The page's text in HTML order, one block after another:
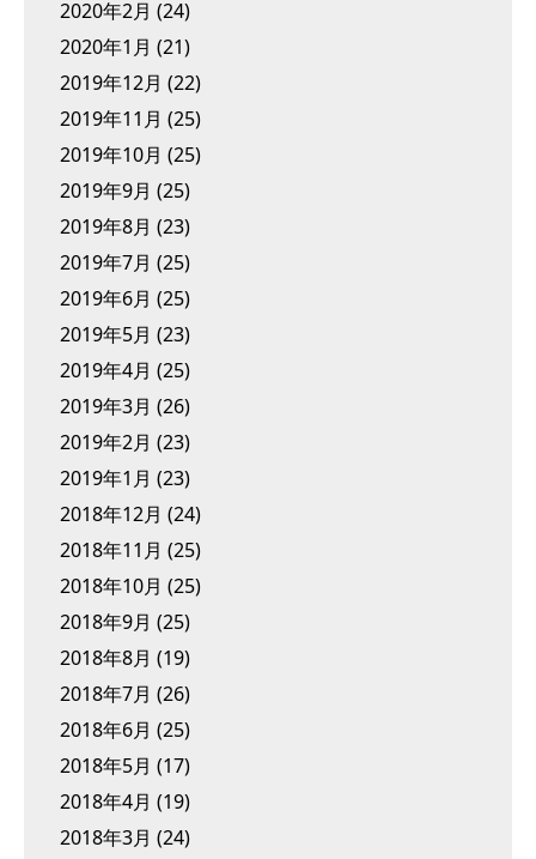
2020年2月 (24)
2020年1月 (21)
2019年12月 (22)
2019年11月 (25)
2019年10月 (25)
2019年9月 (25)
2019年8月 (23)
2019年7月 (25)
2019年6月 (25)
2019年5月 (23)
2019年4月 (25)
2019年3月 (26)
2019年2月 (23)
2019年1月 (23)
2018年12月 (24)
2018年11月 (25)
2018年10月 (25)
2018年9月 (25)
2018年8月 (19)
2018年7月 (26)
2018年6月 (25)
2018年5月 (17)
2018年4月 (19)
2018年3月 (24)